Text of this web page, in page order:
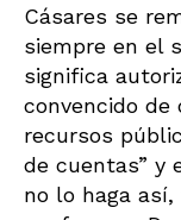
Cásares se
siempre en el
significa
convencido de
recursos
de cuentas” y
no lo haga